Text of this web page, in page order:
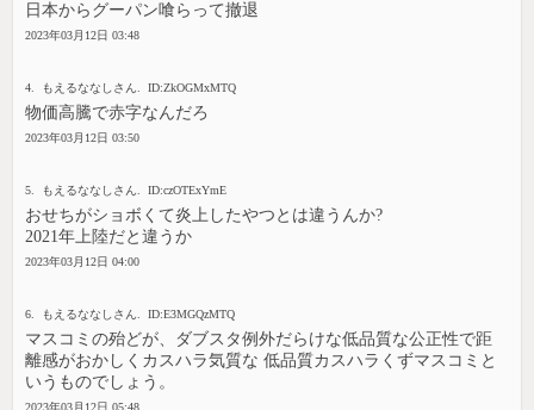
日本からグーパン喰らって撤退
2023年03月12日 03:48
4. もえるななしさん. ID:ZkOGMxMTQ
物価高騰で赤字なんだろ
2023年03月12日 03:50
5. もえるななしさん. ID:czOTExYmE
おせちがショボくて炎上したやつとは違うんか?
2021年上陸だと違うか
2023年03月12日 04:00
6. もえるななしさん. ID:E3MGQzMTQ
マスコミの殆どが、ダブスタ例外だらけな低品質な公正性で距
離感がおかしくカスハラ気質な 低品質カスハラくずマスコミと
いうものでしょう。
2023年03月12日 05:48